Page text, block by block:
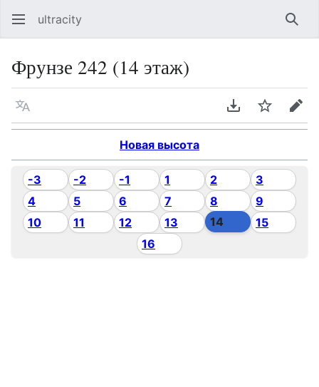
ultracity
Фрунзе 242 (14 этаж)
Язык Скачать PDF
Следить
Новая высота
-3 -2 -1 1 2
3
4
5 6 7 8
9
10
11 12 13 14
15
16